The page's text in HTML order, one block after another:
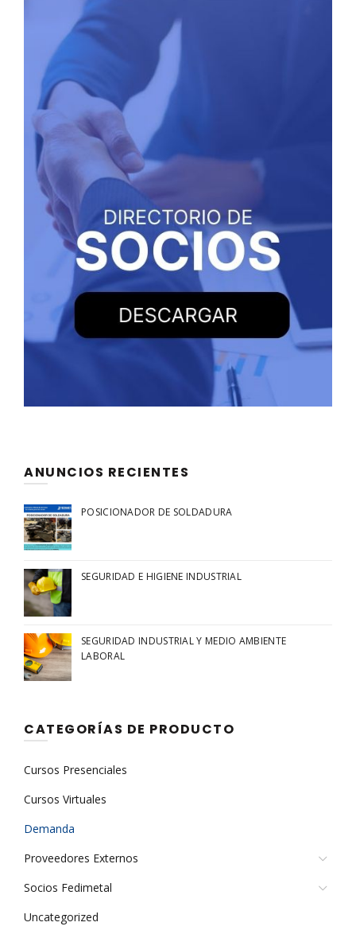
ANUNCIOS RECIENTES
POSICIONADOR DE SOLDADURA
SEGURIDAD E HIGIENE INDUSTRIAL
SEGURIDAD INDUSTRIAL Y MEDIO AMBIENTE
LABORAL
CATEGORÍAS DE PRODUCTO
Cursos Presenciales
Cursos Virtuales
Demanda
Proveedores Externos
Socios Fedimetal
Uncategorized